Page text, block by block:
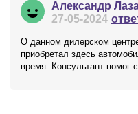
Александр
27-05-2024
О данном дилерском
приобретал здесь
время. Консультант